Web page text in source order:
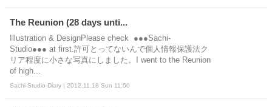
The Reunion (28 days unti...
Illustration & DesignPlease check ●●●Sachi-
Studio●●● at first.許可とってないんで個人情報保護法ク
リア程度に小さな写真にしました。I went to the Reunion
of high...
Sachi-Studio-Diary | 2012.11.18 Sun 11:50